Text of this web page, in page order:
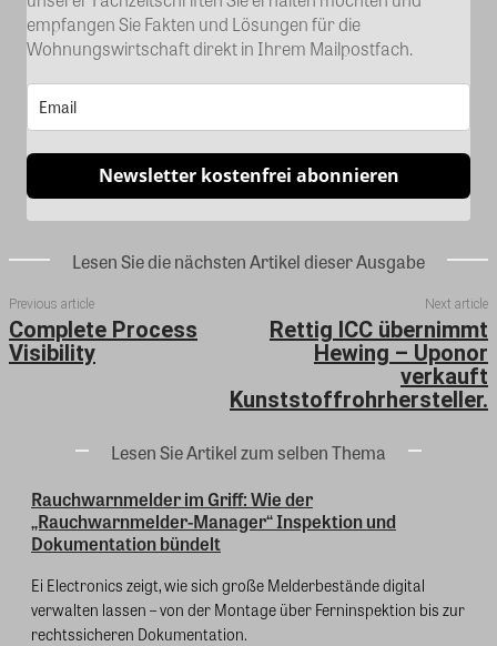
empfangen Sie Fakten und Lösungen für die
Wohnungswirtschaft direkt in Ihrem Mailpostfach.
Newsletter kostenfrei abonnieren
Lesen Sie die nächsten Artikel dieser Ausgabe
Previous article
Complete Process
Visibility
Next article
Rettig ICC übernimmt
Hewing – Uponor
verkauft
Kunststoffrohrhersteller.
Lesen Sie Artikel zum selben Thema
Rauchwarnmelder im Griff: Wie der
„Rauchwarnmelder-Manager“ Inspektion und
Dokumentation bündelt
Ei Electronics zeigt, wie sich große Melderbestände digital
verwalten lassen – von der Montage über Ferninspektion bis zur
rechtssicheren Dokumentation.